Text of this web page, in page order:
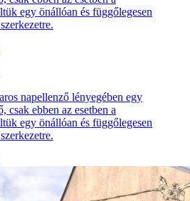
egy önállóan és függőlegesen
napellenző lényegében egy
csak ebben az esetben a
egy önállóan és függőlegesen